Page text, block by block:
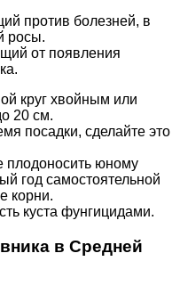
против болезней, в
росы.
от появления
круг хвойным или
20 см.
посадки, сделайте это
плодоносить юному
год самостоятельной
корни.
куста фунгицидами.
в Средней